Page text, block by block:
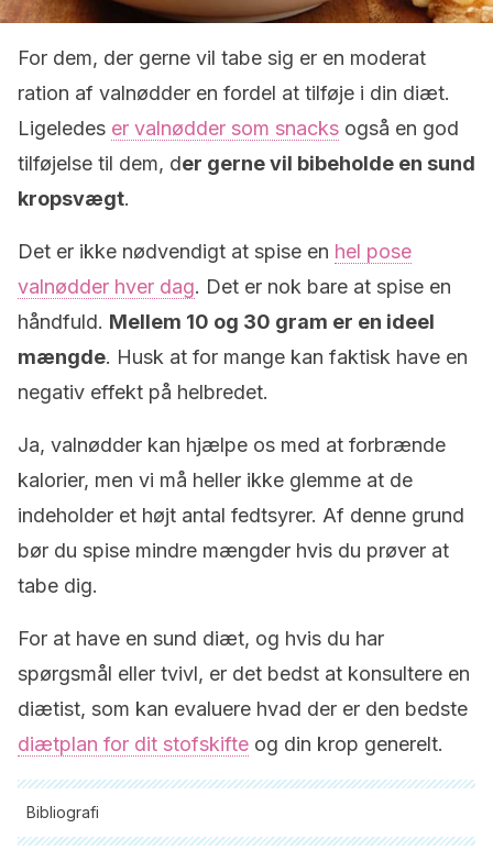
For dem, der gerne vil tabe sig er en moderat
ration af valnødder en fordel at tilføje i din diæt.
Ligeledes er valnødder som snacks også en god
tilføjelse til dem, der gerne vil bibeholde en sund
kropsvægt.
Det er ikke nødvendigt at spise en hel pose
valnødder hver dag. Det er nok bare at spise en
håndfuld. Mellem 10 og 30 gram er en ideel
mængde. Husk at for mange kan faktisk have en
negativ effekt på helbredet.
Ja, valnødder kan hjælpe os med at forbrænde
kalorier, men vi må heller ikke glemme at de
indeholder et højt antal fedtsyrer. Af denne grund
bør du spise mindre mængder hvis du prøver at
tabe dig.
For at have en sund diæt, og hvis du har
spørgsmål eller tvivl, er det bedst at konsultere en
diætist, som kan evaluere hvad der er den bedste
diætplan for dit stofskifte og din krop generelt.
Bibliografi
Alle citerede kilder blev grundigt gennemgået af vores team